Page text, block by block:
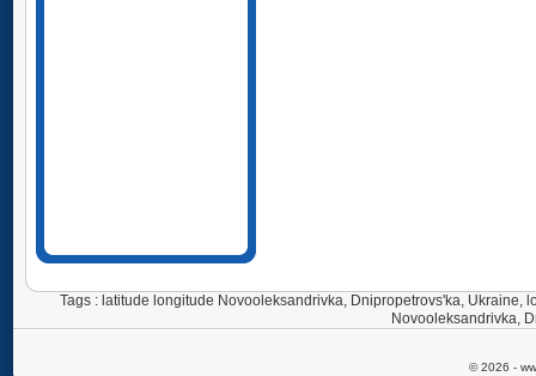
Tags : latitude longitude Novooleksandrivka, Dnipropetrovs'ka,
Novooleksandrivka,
© 2026 -